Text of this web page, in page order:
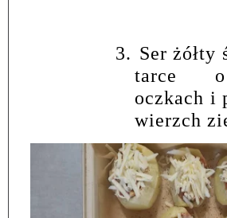
3. Ser żółty
tarce
oczkach i
wierzch